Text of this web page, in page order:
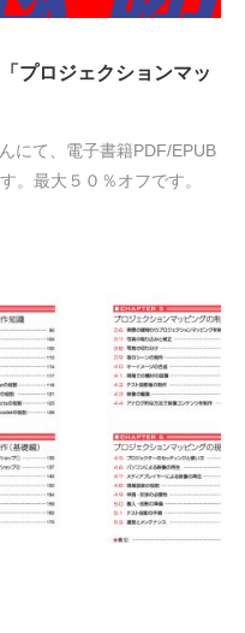
プロジェクションマッ
にて、電子書籍PDF/EPUB
。最大５０％オフです。